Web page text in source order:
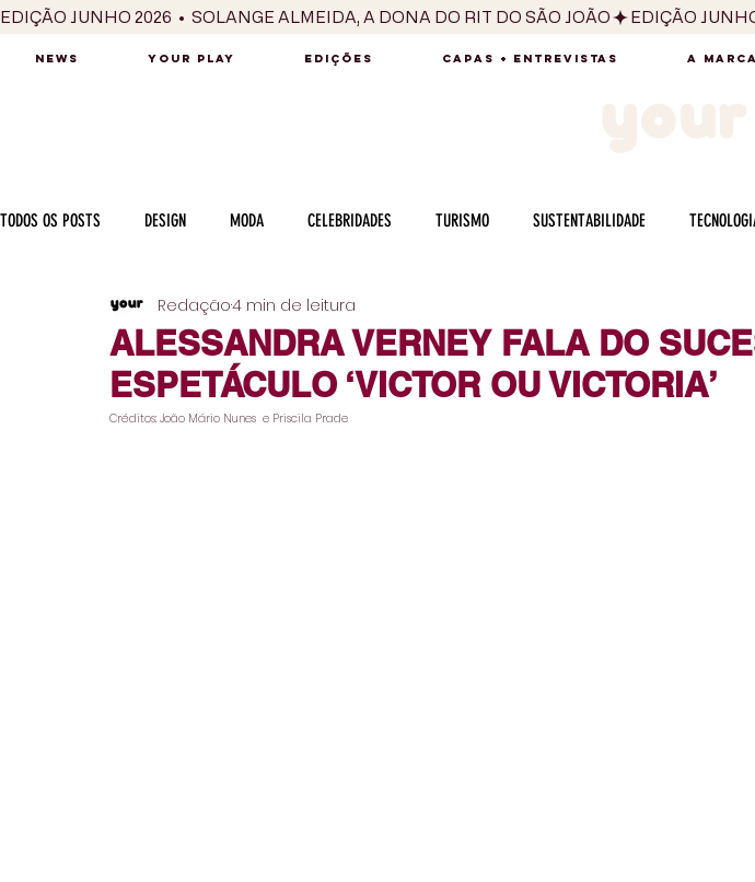
EDIÇÃO JUNHO 2026  •  SOLANGE ALMEIDA, A DONA DO RIT DO SÃO JOÃO
NEWS YOUR PLAY EDIÇÕES CAPAS + ENTREVISTAS A MARCA
TODOS OS POSTS DESIGN MODA CELEBRIDADES TURISMO SUSTENTABILIDADE
MÚSICA SÉRIES / TV INTERNACIONAL
CULINÁRIA PESSOAS CARREIRA VINHOS SABOR SEXUALIDADE
ALESSANDRA VERNEY FALA DO
ESPETÁCULO ‘VICTOR OU VICTORIA’
Redação4 min de leitura
Créditos: João Mário Nunes  e Priscila Prade